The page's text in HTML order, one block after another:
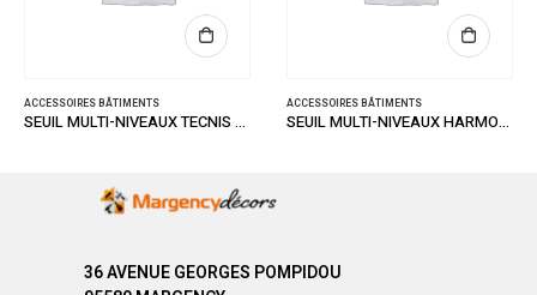
ACCESSOIRES BÂTIMENTS
SEUIL MULTI-NIVEAUX TECNIS OR 32/93
ACCESSOIRES BÂTIMENTS
SEUIL MULTI-NIVEAUX HARMONY ALU 41/93
36 AVENUE GEORGES POMPIDOU